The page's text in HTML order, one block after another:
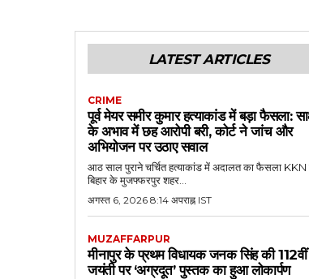
LATEST ARTICLES
CRIME
पूर्व मेयर समीर कुमार हत्याकांड में बड़ा फैसला:
के अभाव में छह आरोपी बरी, कोर्ट ने जांच और
अभियोजन पर उठाए सवाल
आठ साल पुराने चर्चित हत्याकांड में अदालत का फैसला KKN
बिहार के मुजफ्फरपुर शहर...
अगस्त 6, 2026 8:14 अपराह्न IST
MUZAFFARPUR
मीनापुर के प्रथम विधायक जनक सिंह की 112वीं
जयंती पर ‘अग्रदूत’ पुस्तक का हुआ लोकार्पण